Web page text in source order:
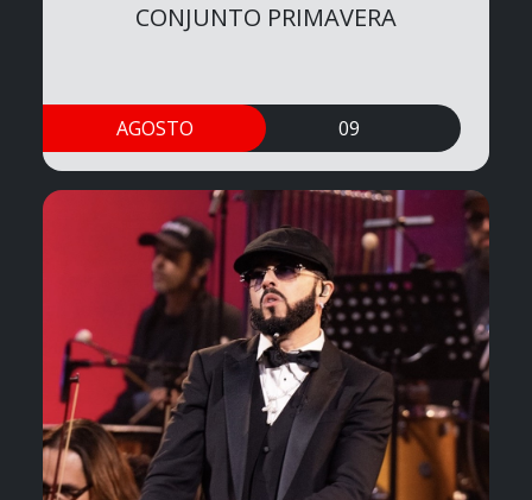
CONJUNTO PRIMAVERA
AGOSTO 09